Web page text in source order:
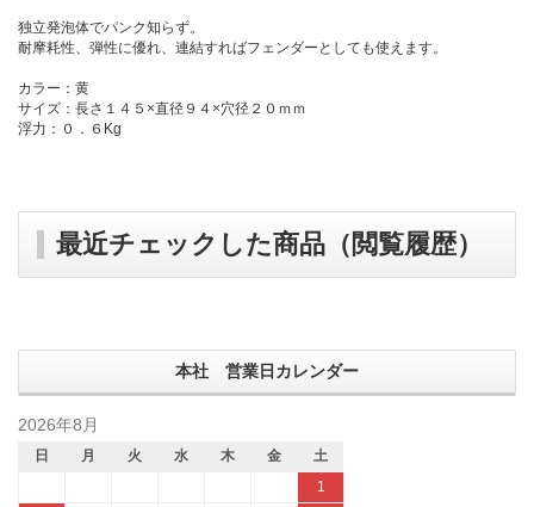
独立発泡体でパンク知らず。
耐摩耗性、弾性に優れ、連結すればフェンダーとしても使えます。
カラー：黄
サイズ：長さ１４５×直径９４×穴径２０ｍｍ
浮力：０．６Kg
最近チェックした商品（閲覧履歴）
本社 営業日カレンダー
2026年8月
日 月 火 水 木 金
土
1